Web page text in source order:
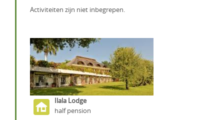
Activiteiten zijn niet inbegrepen.
Ilala Lodge
half pension